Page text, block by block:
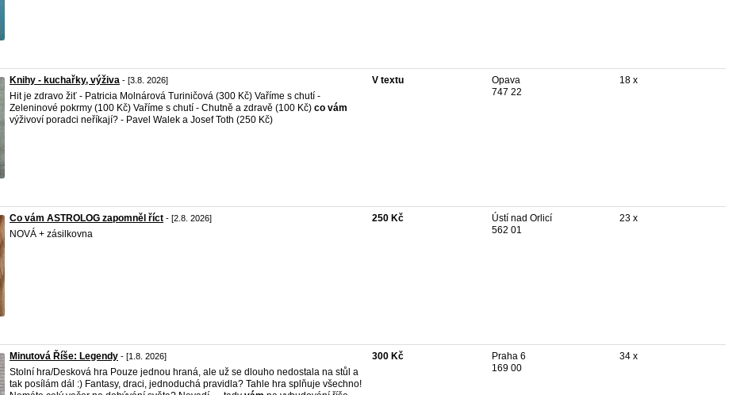
Knihy - kuchařky, výživa - [3.8. 2026]
Hit je zdravo žiť - Patricia Molnárová Turiničová (300 Kč) Vaříme s chutí -
Zeleninové pokrmy (100 Kč) Vaříme s chutí - Chutně a zdravě (100 Kč) co vám
výživoví poradci neříkají? - Pavel Walek a Josef Toth (250 Kč)
V textu
Opava
747 22
18 x
Co vám ASTROLOG zapomněl říct - [2.8. 2026]
NOVÁ + zásilkovna
250 Kč
Ústí nad Orlicí
562 01
23 x
Minutová Říše: Legendy - [1.8. 2026]
Stolní hra/Desková hra Pouze jednou hraná, ale už se dlouho nedostala na stůl a
tak posílám dál :) Fantasy, draci, jednoduchá pravidla? Tahle hra splňuje všechno!
300 Kč
Praha 6
169 00
34 x